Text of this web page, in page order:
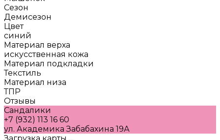
Сезон
Демисезон
Цвет
синий
Материал верха
искусственная кожа
Материал подкладки
Текстиль
Материал низа
ТПР
Отзывы
Сандалики
+7 (932) 113 16 60
ул. Академика Забабахина 19А